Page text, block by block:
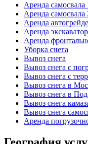
Аренда самосвала
Аренда самосвала
Аренда
Аренда
Аренда
Уборка снега
Вывоз снега
Вывоз снега с
Вывоз снега с
Вывоз снега в
Вывоз снега в
Вывоз снега
Вывоз снега
Аренда